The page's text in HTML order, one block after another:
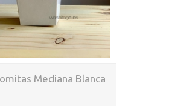
Mediana Blanca